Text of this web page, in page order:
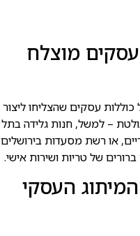
מוצלח
עסקים שהצליחו ליצור
– למשל, חנות גלידה בתל
או רשת מסעדות בירושלים
של טריות ושירות אישי.
העסקי